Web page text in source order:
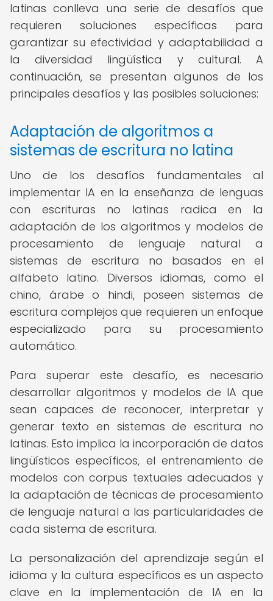
latinas conlleva una serie de desafíos que
requieren soluciones específicas para
garantizar su efectividad y adaptabilidad a
la diversidad lingüística y cultural. A
continuación, se presentan algunos de los
principales desafíos y las posibles soluciones:
Adaptación de algoritmos a
sistemas de escritura no latina
Uno de los desafíos fundamentales al
implementar IA en la enseñanza de lenguas
con escrituras no latinas radica en la
adaptación de los algoritmos y modelos de
procesamiento de lenguaje natural a
sistemas de escritura no basados en el
alfabeto latino. Diversos idiomas, como el
chino, árabe o hindi, poseen sistemas de
escritura complejos que requieren un enfoque
especializado para su procesamiento
automático.
Para superar este desafío, es necesario
desarrollar algoritmos y modelos de IA que
sean capaces de reconocer, interpretar y
generar texto en sistemas de escritura no
latinas. Esto implica la incorporación de datos
lingüísticos específicos, el entrenamiento de
modelos con corpus textuales adecuados y
la adaptación de técnicas de procesamiento
de lenguaje natural a las particularidades de
cada sistema de escritura.
La personalización del aprendizaje según el
idioma y la cultura específicos es un aspecto
clave en la implementación de IA en la